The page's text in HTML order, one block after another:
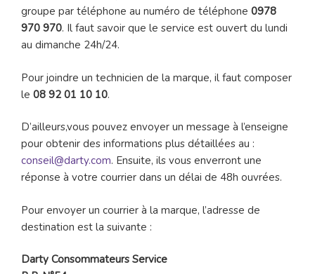
groupe par téléphone au numéro de téléphone 0978
970 970. Il faut savoir que le service est ouvert du lundi
au dimanche 24h/24.
Pour joindre un technicien de la marque, il faut composer
le 08 92 01 10 10.
D’ailleurs,vous pouvez envoyer un message à l’enseigne
pour obtenir des informations plus détaillées au :
conseil@darty.com. Ensuite, ils vous enverront une
réponse à votre courrier dans un délai de 48h ouvrées.
Pour envoyer un courrier à la marque, l’adresse de
destination est la suivante :
Darty Consommateurs Service